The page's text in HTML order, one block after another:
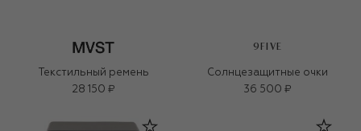
Текстильный ремень
28 150 ₽
9FIVE
Солнцезащитные очки
36 500 ₽